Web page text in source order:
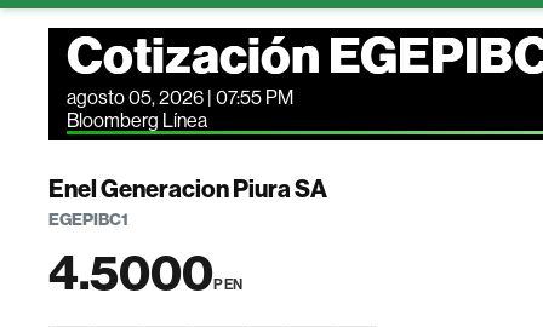
Cotización
agosto 05, 2026 | 07:55 PM
Bloomberg Línea
Enel Generacion Piura SA
EGEPIBC1
4.5000PEN